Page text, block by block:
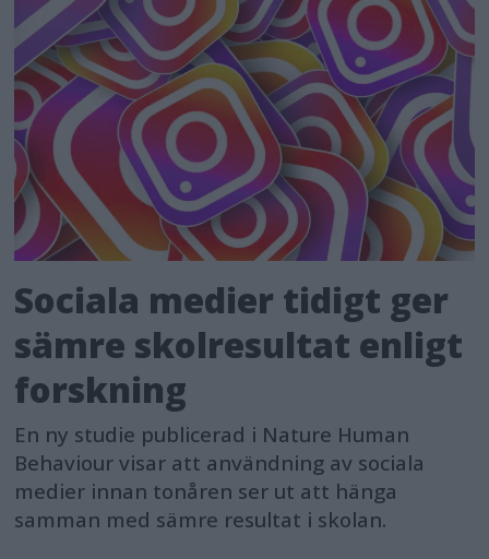
Sociala medier tidigt ger
sämre skolresultat enligt
forskning
En ny studie publicerad i Nature Human
Behaviour visar att användning av sociala
medier innan tonåren ser ut att hänga
samman med sämre resultat i skolan.